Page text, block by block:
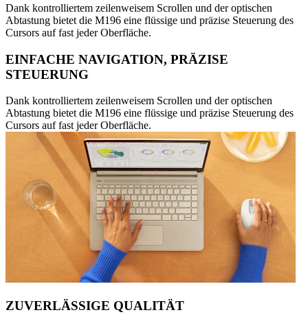
Dank kontrolliertem zeilenweisem Scrollen und der optischen
Abtastung bietet die M196 eine flüssige und präzise Steuerung des
Cursors auf fast jeder Oberfläche.
EINFACHE NAVIGATION, PRÄZISE
STEUERUNG
Dank kontrolliertem zeilenweisem Scrollen und der optischen
Abtastung bietet die M196 eine flüssige und präzise Steuerung des
Cursors auf fast jeder Oberfläche.
ZUVERLÄSSIGE QUALITÄT